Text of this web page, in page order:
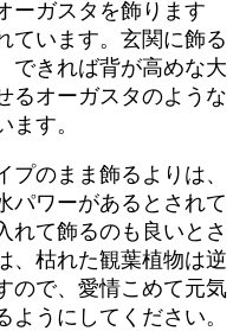
ーガスタを飾ります
ています。玄関に飾る
できれば背が高めな大
るオーガスタのような
す。
のまま飾るよりは、
パワーがあるとされて
れて飾るのも良いとさ
、枯れた観葉植物は逆
ので、愛情こめて元気
うにしてください。